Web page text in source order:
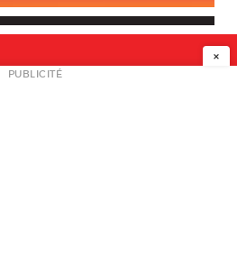
×
PUBLICITÉ